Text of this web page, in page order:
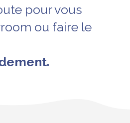
pour vous
ou faire le